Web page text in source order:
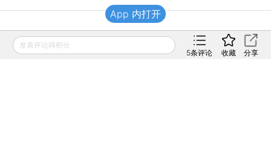
财新移动
发表评论得积分
5条评论 收藏 分享
App 内打开